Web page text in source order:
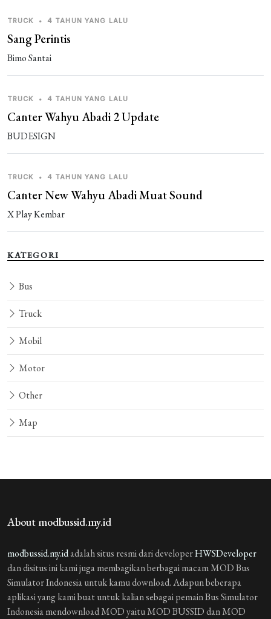
TRUCK • 4 TAHUN YANG LALU
Sang Perintis
Bimo Santai
TRUCK • 4 TAHUN YANG LALU
Canter Wahyu Abadi 2 Update
BUDESIGN
TRUCK • 4 TAHUN YANG LALU
Canter New Wahyu Abadi Muat Sound
X Play Kembar
KATEGORI
Bus
Truck
Mobil
Motor
Other
Map
About modbussid.my.id
modbussid.my.idadalah situs resmi dari developerHWSDeveloper
dan disitus ini kami juga membagikan berbagai macam MOD Bus
Simulator Indonesia untuk kamu download. Adapun beberapa
aplikasi yang kami buat untuk kalian sebagai pemain Bus Simulator
Indonesia mendownload MOD yaitu MOD BUSSID dan MOD